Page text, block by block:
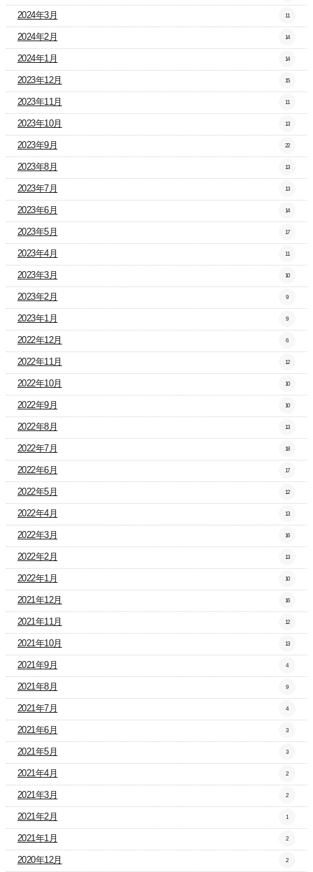
2024年3月 11
2024年2月 14
2024年1月 14
2023年12月 15
2023年11月 11
2023年10月 13
2023年9月 22
2023年8月 13
2023年7月 13
2023年6月 14
2023年5月 17
2023年4月 11
2023年3月 10
2023年2月 9
2023年1月 9
2022年12月 6
2022年11月 12
2022年10月 10
2022年9月 10
2022年8月 13
2022年7月 18
2022年6月 17
2022年5月 12
2022年4月 13
2022年3月 16
2022年2月 13
2022年1月 10
2021年12月 16
2021年11月 12
2021年10月 13
2021年9月 4
2021年8月 9
2021年7月 4
2021年6月 3
2021年5月 3
2021年4月 2
2021年3月 2
2021年2月 1
2021年1月 2
2020年12月 2